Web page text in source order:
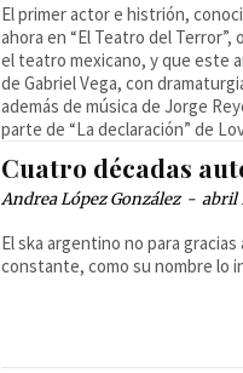
El primer actor e histrión,
ahora en “El Teatro del Terror”,
el teatro mexicano, y que este
de Gabriel Vega, con
además de música de Jorge
parte de “La declaración” de
Cuatro décadas
Andrea López González - abril
El ska argentino no para
constante, como su nombre lo